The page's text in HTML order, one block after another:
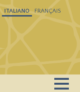
ITALIANO
FRANÇAIS